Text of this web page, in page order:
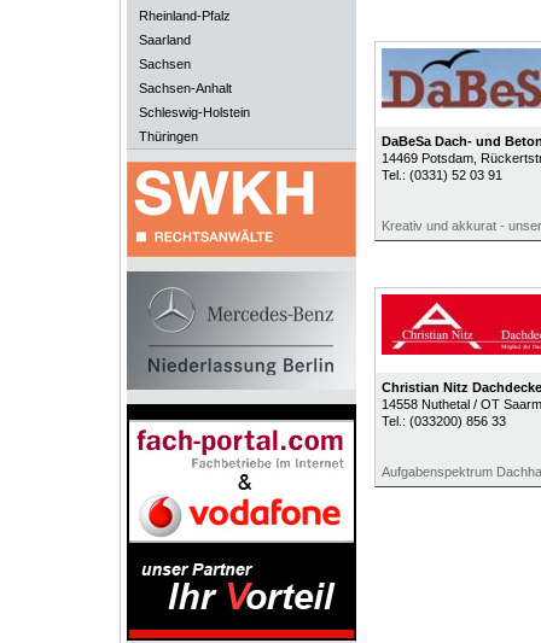
Rheinland-Pfalz
Saarland
Sachsen
Sachsen-Anhalt
Schleswig-Holstein
Thüringen
DaBeSa Dach- und
14469 Potsdam,
Tel.: (0331) 52 03 91
Kreativ und akkurat -
Christian Nitz
14558 Nuthetal / OT
Tel.: (033200) 856 33
Aufgabenspektrum